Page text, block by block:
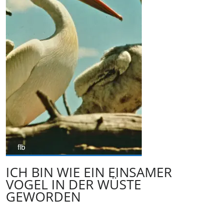
ICH BIN WIE EIN EINSAMER
VOGEL IN DER WÜSTE
GEWORDEN